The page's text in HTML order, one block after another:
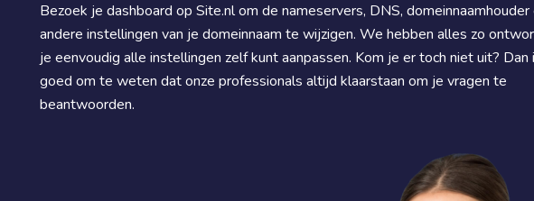
Bezoek je dashboard op Site.nl om de nameservers, DNS, domeinnaamhouder
andere instellingen van je domeinnaam te wijzigen. We hebben alles zo
je eenvoudig alle instellingen zelf kunt aanpassen. Kom je er toch niet uit? Dan
goed om te weten dat onze professionals altijd klaarstaan om je vragen te
beantwoorden.